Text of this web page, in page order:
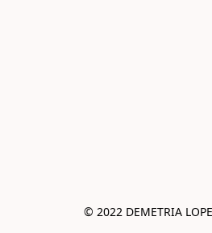
© 2022 DEMETRIA